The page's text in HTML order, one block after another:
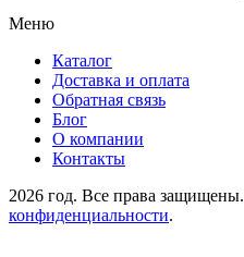
Меню
Каталог
Доставка и оплата
Обратная связь
Блог
О компании
Контакты
2026 год. Все права защищены.
конфиденциальности.